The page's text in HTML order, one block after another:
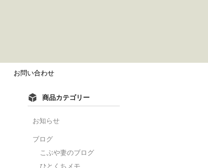
お問い合わせ
商品カテゴリー
お知らせ
ブログ
こぶや妻のブログ
ひとくちメモ